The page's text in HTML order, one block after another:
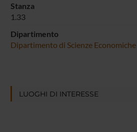
Stanza
1.33
Dipartimento
Dipartimento di Scienze Economiche
LUOGHI DI INTERESSE